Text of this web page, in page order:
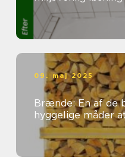
09. maj 2025
Brænde: En af de
hyggelige måder